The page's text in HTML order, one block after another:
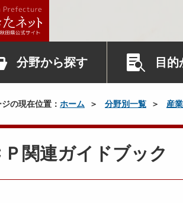
分野から探す 目
の現在位置： ホーム 分野別一覧 産
Ｐ関連ガイドブック